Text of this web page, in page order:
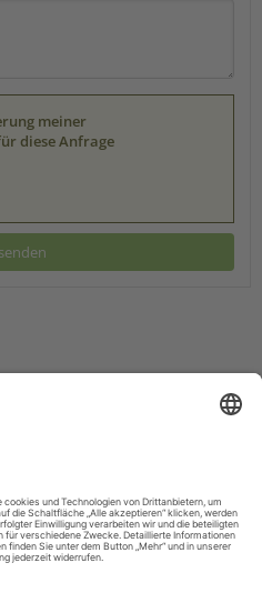
meiner
diese Anfrage
|Haftungsausschluss